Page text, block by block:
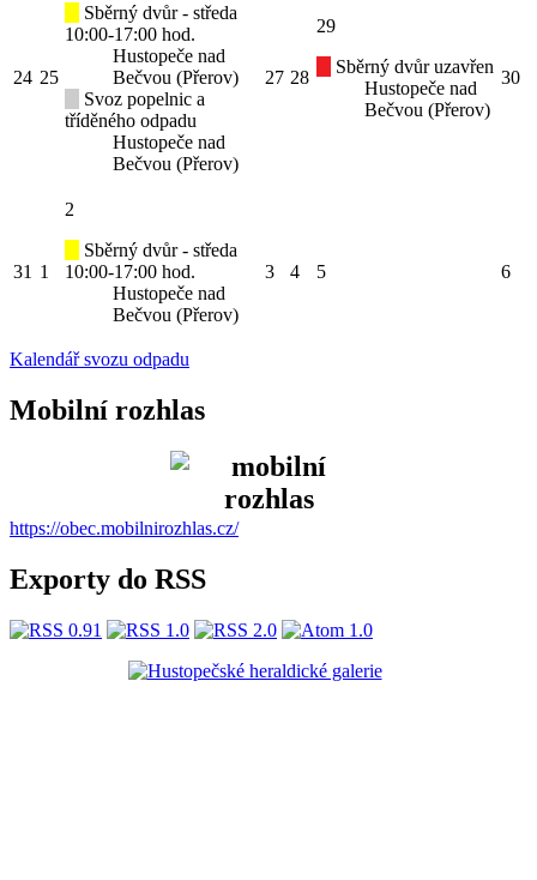
24 25
Sběrný dvůr - středa
10:00-17:00 hod.
Hustopeče nad
Bečvou (Přerov)
Svoz popelnic a
tříděného odpadu
Hustopeče nad
Bečvou (Přerov)
27 28
29
Sběrný dvůr uzavřen
Hustopeče nad
Bečvou (Přerov)
30
31 1
2
Sběrný dvůr - středa
10:00-17:00 hod.
Hustopeče nad
Bečvou (Přerov)
3 4 5 6
Kalendář svozu odpadu
Mobilní rozhlas
https://obec.mobilnirozhlas.cz/
Exporty do RSS